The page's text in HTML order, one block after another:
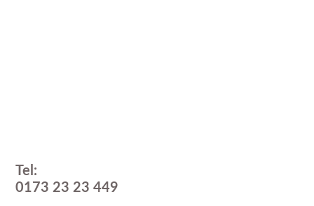
Tel:
0173 23 23 449